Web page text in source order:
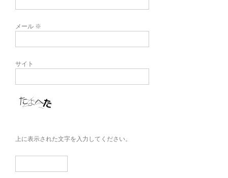
メール ※
サイト
上に表示された文字を入力してください。